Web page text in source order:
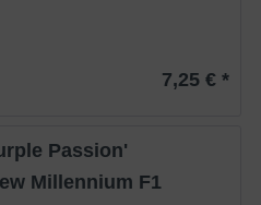
7,25 € *
Passion'